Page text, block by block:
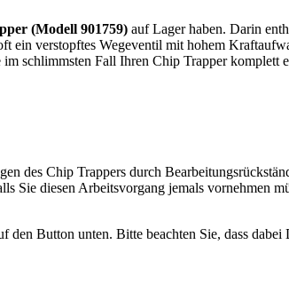
(Modell 901759)auf Lager haben. Darin
ein verstopftes Wegeventil mit hohem
schlimmsten Fall Ihren Chip Trapper komplett
des Chip Trappers durch
Sie diesen Arbeitsvorgang jemals vornehmen
Button unten. Bitte beachten Sie, dass dabei